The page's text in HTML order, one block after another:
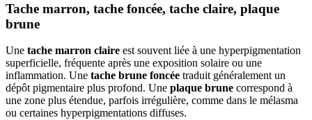
Tache marron, tache foncée, tache claire, plaque
brune
Une tache marron claire est souvent liée à une hyperpigmentation
superficielle, fréquente après une exposition solaire ou une
inflammation. Une tache brune foncée traduit généralement un
dépôt pigmentaire plus profond. Une plaque brune correspond à
une zone plus étendue, parfois irrégulière, comme dans le mélasma
ou certaines hyperpigmentations diffuses.